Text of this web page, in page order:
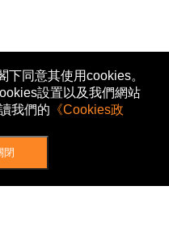
下同意其使用cookies。
設置以及我們網站
我們的 《Cookies政
閉